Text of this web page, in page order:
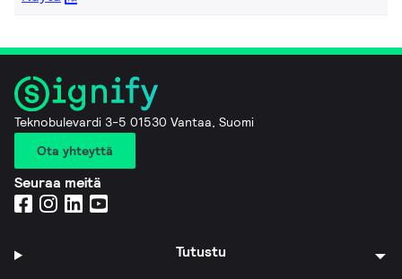
Teknobulevardi 3-5 01530 Vantaa, Suomi
Ota yhteyttä
Seuraa meitä
Tutustu